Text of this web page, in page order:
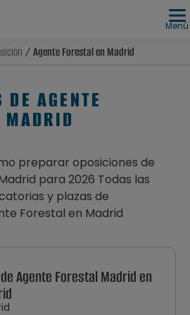
Menú
/ Agente Forestal en Madrid
AGENTE
MADRID
preparar oposiciones de
para 2026 Todas las
y plazas de
Forestal en Madrid
Agente Forestal Madrid en